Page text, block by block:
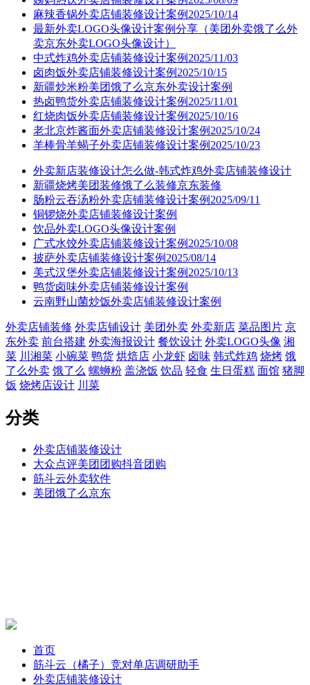
麻辣香锅外卖店铺装修设计案例2025/10/14
最新外卖LOGO头像设计案例分享（美团外卖饿了么外
卖京东外卖LOGO头像设计）
中式炸鸡外卖店铺装修设计案例2025/11/03
卤肉饭外卖店铺装修设计案例2025/10/15
新疆炒米粉美团饿了么京东外卖设计案例
热卤鸭货外卖店铺装修设计案例2025/11/01
红烧肉饭外卖店铺装修设计案例2025/10/16
老北京炸酱面外卖店铺装修设计案例2025/10/24
羊棒骨羊蝎子外卖店铺装修设计案例2025/10/23
外卖新店装修设计怎么做-韩式炸鸡外卖店铺装修设计
新疆烧烤美团装修饿了么装修京东装修
肠粉云吞汤粉外卖店铺装修设计案例2025/09/11
铜锣烧外卖店铺装修设计案例
饮品外卖LOGO头像设计案例
广式水饺外卖店铺装修设计案例2025/10/08
披萨外卖店铺装修设计案例2025/08/14
美式汉堡外卖店铺装修设计案例2025/10/13
鸭货卤味外卖店铺装修设计案例
云南野山菌炒饭外卖店铺装修设计案例
外卖店铺装修 外卖店铺设计 美团外卖 外卖新店 菜品图片 京
东外卖 前台搭建 外卖海报设计 餐饮设计 外卖LOGO头像 湘
菜 川湘菜 小碗菜 鸭货 烘焙店 小龙虾 卤味 韩式炸鸡 烧烤 饿
了么外卖 饿了么 螺蛳粉 盖浇饭 饮品 轻食 生日蛋糕 面馆 猪脚
饭 烧烤店设计 川菜
分类
外卖店铺装修设计
大众点评美团团购抖音团购
筋斗云外卖软件
美团饿了么京东
首页
筋斗云（橘子）竞对单店调研助手
外卖店铺装修设计